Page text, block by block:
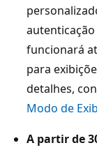
funcionará
para
detalhes,
Modo de
A partir de